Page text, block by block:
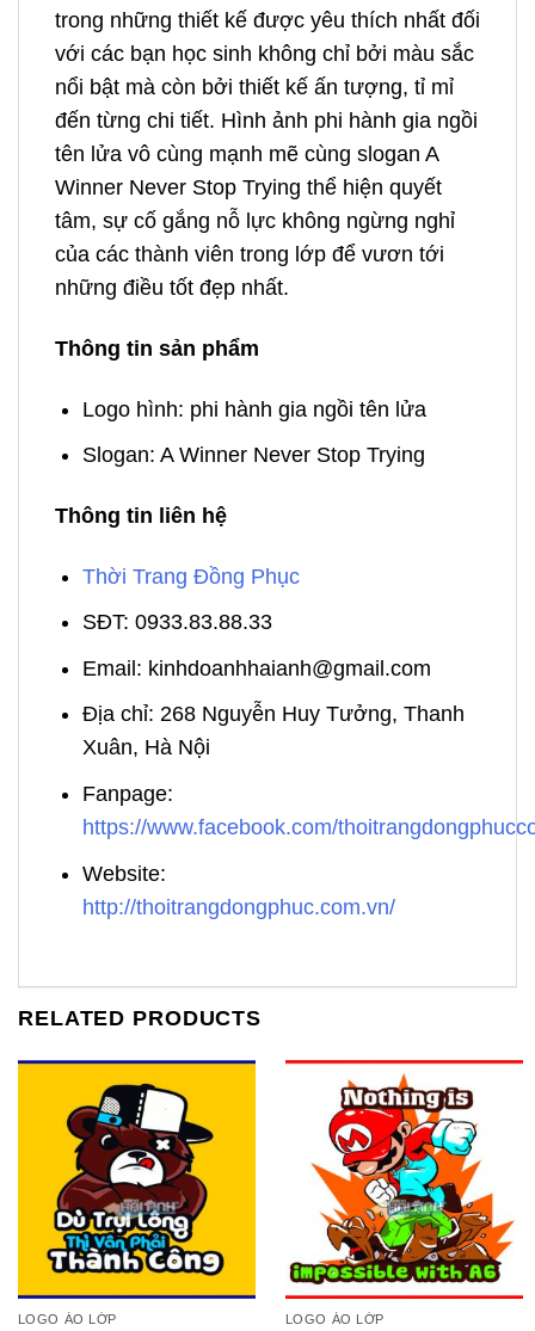
trong những thiết kế được yêu thích nhất đối
với các bạn học sinh không chỉ bởi màu sắc
nổi bật mà còn bởi thiết kế ấn tượng, tỉ mỉ
đến từng chi tiết. Hình ảnh phi hành gia ngồi
tên lửa vô cùng mạnh mẽ cùng slogan A
Winner Never Stop Trying thể hiện quyết
tâm, sự cố gắng nỗ lực không ngừng nghỉ
của các thành viên trong lớp để vươn tới
những điều tốt đẹp nhất.
Thông tin sản phẩm
Logo hình: phi hành gia ngồi tên lửa
Slogan: A Winner Never Stop Trying
Thông tin liên hệ
Thời Trang Đồng Phục
SĐT: 0933.83.88.33
Email: kinhdoanhhaianh@gmail.com
Địa chỉ: 268 Nguyễn Huy Tưởng, Thanh
Xuân, Hà Nội
Fanpage:
https://www.facebook.com/
Website:
http://thoitrangdongphuc.com.vn/
RELATED PRODUCTS
LOGO ÁO LỚP LOGO ÁO LỚP